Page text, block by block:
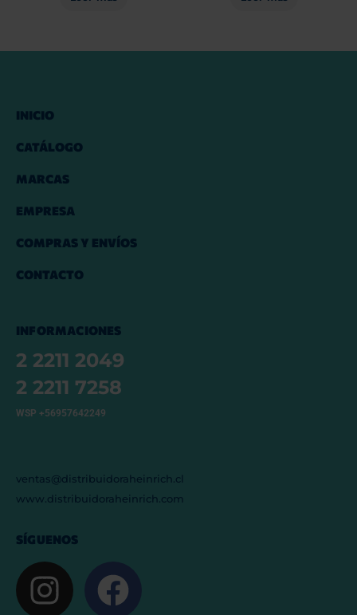
INICIO
CATÁLOGO
MARCAS
EMPRESA
COMPRAS Y ENVÍOS
CONTACTO
INFORMACIONES
2 2211 2049
2 2211 7258
WSP +56957642249
ventas@distribuidoraheinrich.cl
www.distribuidoraheinrich.com
SÍGUENOS